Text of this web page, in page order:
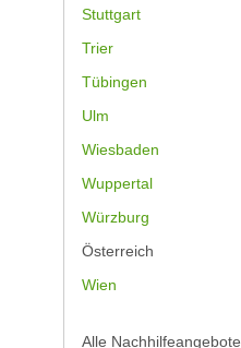
Stuttgart
Trier
Tübingen
Ulm
Wiesbaden
Wuppertal
Würzburg
Österreich
Wien
Alle Nachhilfeangebote